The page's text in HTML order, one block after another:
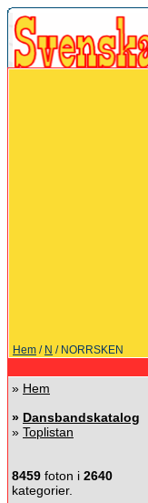
Hem / N / NORRSKEN
» Hem
» Dansbandskatalog
» Toplistan
8459 foton i 2640
kategorier.